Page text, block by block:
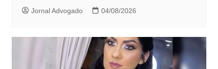
Jornal Advogado 04/08/2026